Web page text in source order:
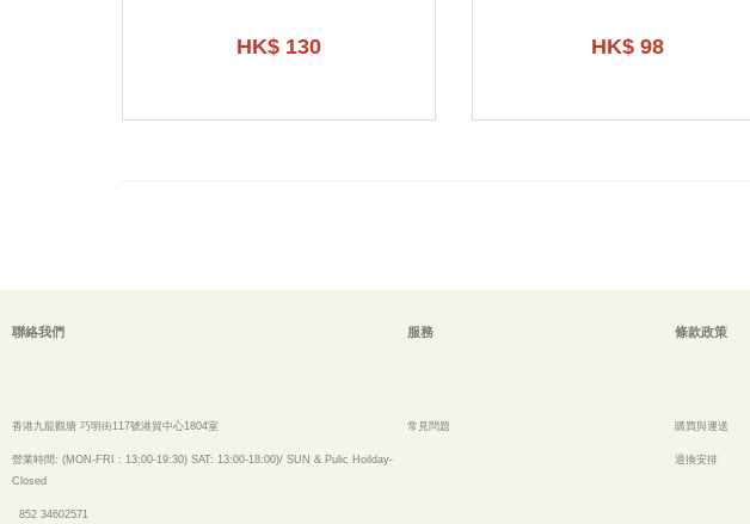
HK$ 130 HK$ 98
聯絡我們
香港九龍觀塘 巧明街117號港貿中心1804室
營業時間: (MON-FRI : 13:00-19:30) SAT: 13:00-18:00)/ SUN & Pulic Hoilday-
Closed
852 34602571
服務
常見問題
條款政策
購買與運送
退換安排